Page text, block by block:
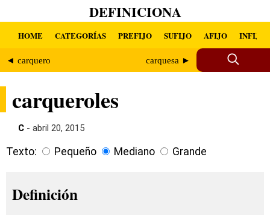
DEFINICIONA
HOME CATEGORÍAS PREFIJO SUFIJO AFIJO INFIJO
◄ carquero carquesa ►
carqueroles
C - abril 20, 2015
Texto: Pequeño Mediano Grande
Definición